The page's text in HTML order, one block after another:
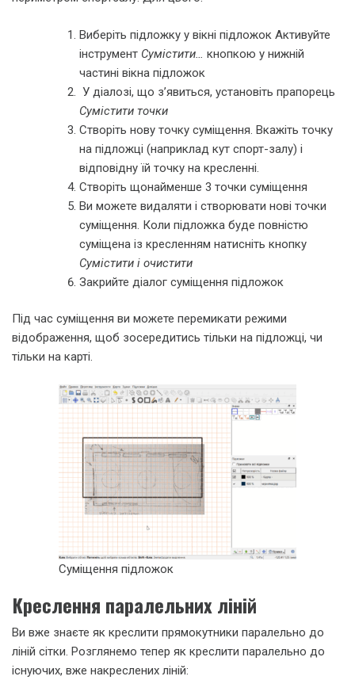
Виберіть підложку у вікні підложок Активуйте
інструмент Сумістити…
кнопкою у нижній
частині вікна підложок
У діалозі, що з’явиться, установіть прапорець
Сумістити точки
Створіть нову точку суміщення. Вкажіть точку
на підложці (наприклад кут спорт-залу) і
відповідну їй точку на кресленні.
Створіть щонайменше 3 точки суміщення
Ви можете видаляти і створювати нові точки
суміщення. Коли підложка буде повністю
суміщена із кресленням натисніть кнопку
Сумістити і очистити
Закрийте діалог суміщення підложок
Під час суміщення ви можете перемикати режими
відображення, щоб зосередитись тільки на підложці, чи
тільки на карті.
Суміщення підложок
Креслення паралельних ліній
Ви вже знаєте як креслити прямокутники паралельно до
ліній сітки. Розглянемо тепер як креслити паралельно до
існуючих, вже накреслених ліній: